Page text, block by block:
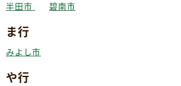
半田市 碧南市
ま行
みよし市
や行